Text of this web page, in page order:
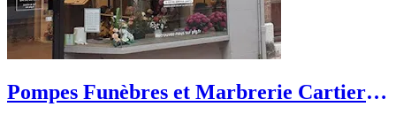
Pompes Funèbres et Marbrerie Cartier -